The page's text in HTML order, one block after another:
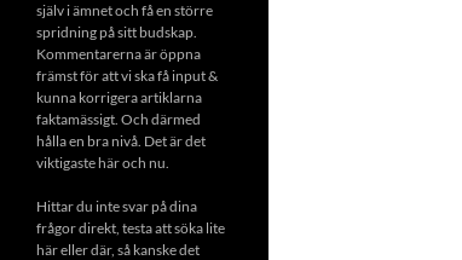
själv i ämnet och få en större
spridning på sitt budskap.
Kommentarerna är öppna
främst för att vi ska få input &
kunna korrigera artiklarna
faktamässigt. Och därmed
hålla en bra nivå. Det är det
viktigaste här och nu.
Hittar du inte svar på dina
frågor direkt, testa att söka lite
här eller där, så kanske det